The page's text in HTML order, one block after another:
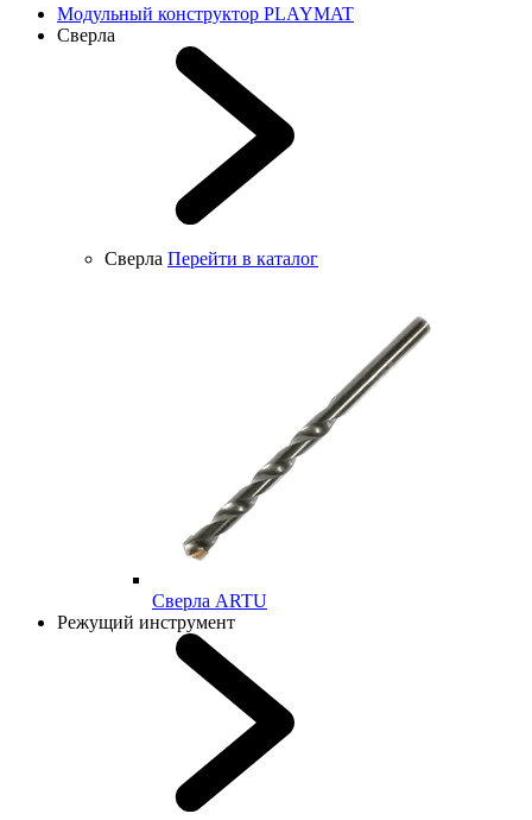
Модульный конструктор PLAYMAT
Сверла
Сверла Перейти в каталог
Cверла ARTU
Режущий инструмент